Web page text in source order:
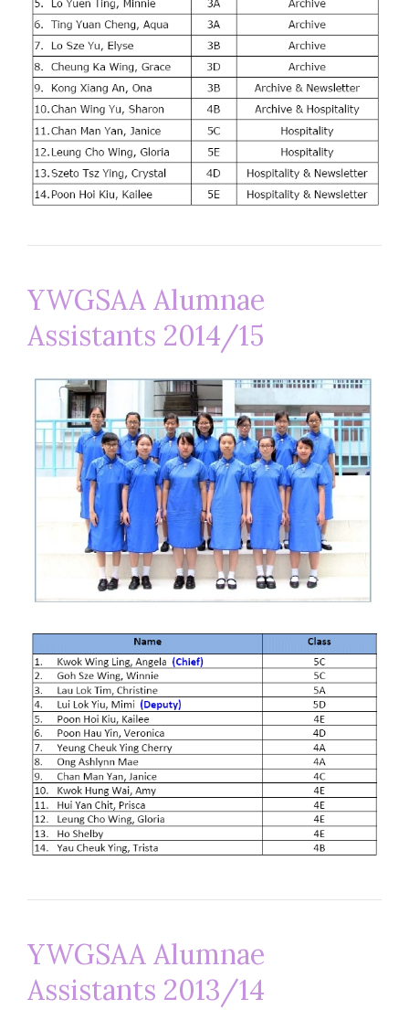
YWGSAA Alumnae
Assistants 2014/15
YWGSAA Alumnae
Assistants 2013/14